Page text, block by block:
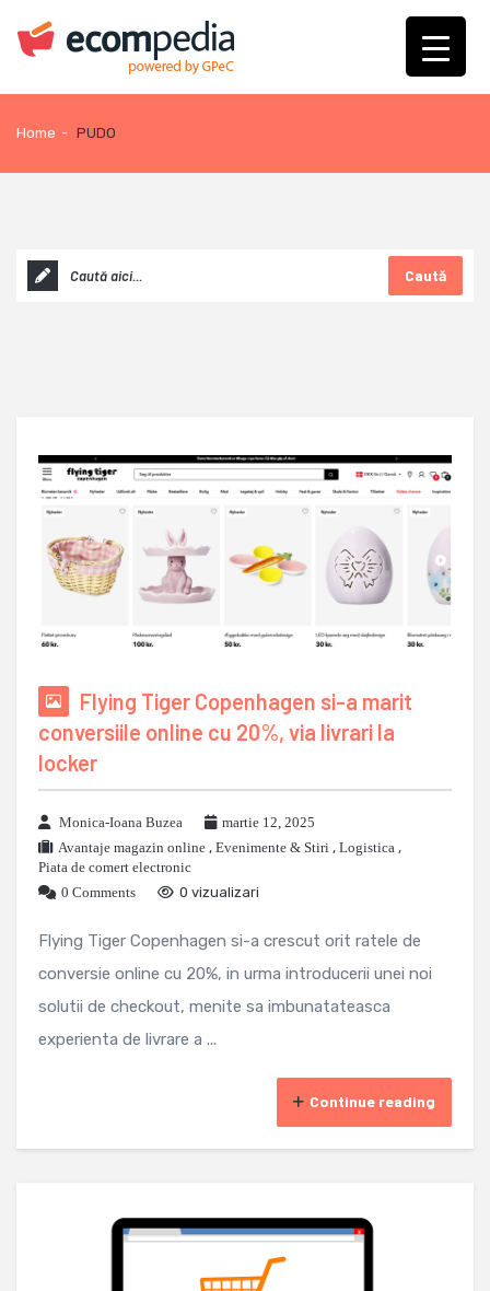
Home - PUDO
Caută
Flying Tiger Copenhagen si-a marit
conversiile online cu 20%, via livrari la
locker
Monica-Ioana Buzea
martie 12, 2025
Avantaje magazin online , Evenimente & Stiri , Logistica ,
Piata de comert electronic
0 Comments
0 vizualizari
Flying Tiger Copenhagen si-a crescut orit ratele de
conversie online cu 20%, in urma introducerii unei noi
solutii de checkout, menite sa imbunatateasca
experienta de livrare a ...
Continue reading